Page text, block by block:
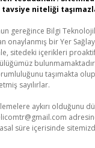
niteliği
gereğince Bilgi
onaylanmış bir Yer
sitedeki içerikleri
taşımakta
sayılırlar.
aykırı olduğunu
süre içerisinde